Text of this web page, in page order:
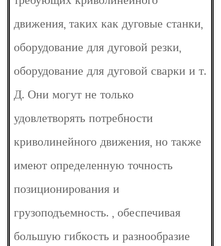
движения, таких как дуговые станки,
оборудование для дуговой резки,
оборудование для дуговой сварки и т.
Д. Они могут не только
удовлетворять потребности
криволинейного движения, но также
имеют определенную точность
позиционирования и
грузоподъемность. , обеспечивая
большую гибкость и разнообразие